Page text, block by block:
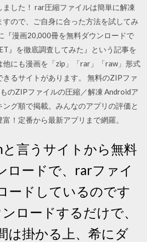
した！ rar圧縮ファイルは簡単に解凍
ので、ご自身に合った方法を試してみ
『漫画20,000冊を無料ダウンロードで
』を徹底調査してみた』という記事を
他にも漫画を「zip」「rar」「raw」形式
きるサイトがあります。 無料のZIPファ
のZIPファイルの圧縮／解凍 Androidア
グ順で掲載。みんなのアプリの評価と
！定番から最新アプリまで網羅。
と言うサイトから無料
ロードで、rarファイ
ードしているのです
ロードするだけで、
は掛かる上、希にダ